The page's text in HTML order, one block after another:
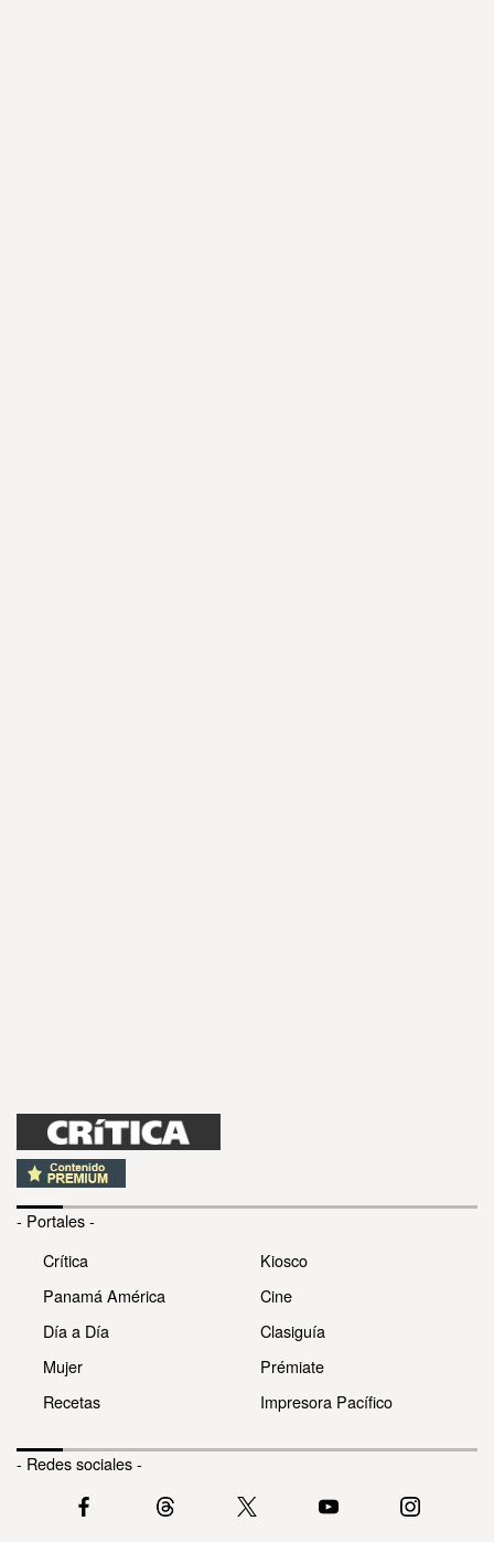
- Portales -
Crítica
Panamá América
Día a Día
Mujer
Recetas
Kiosco
Cine
Clasiguía
Prémiate
Impresora Pacífico
- Redes sociales -